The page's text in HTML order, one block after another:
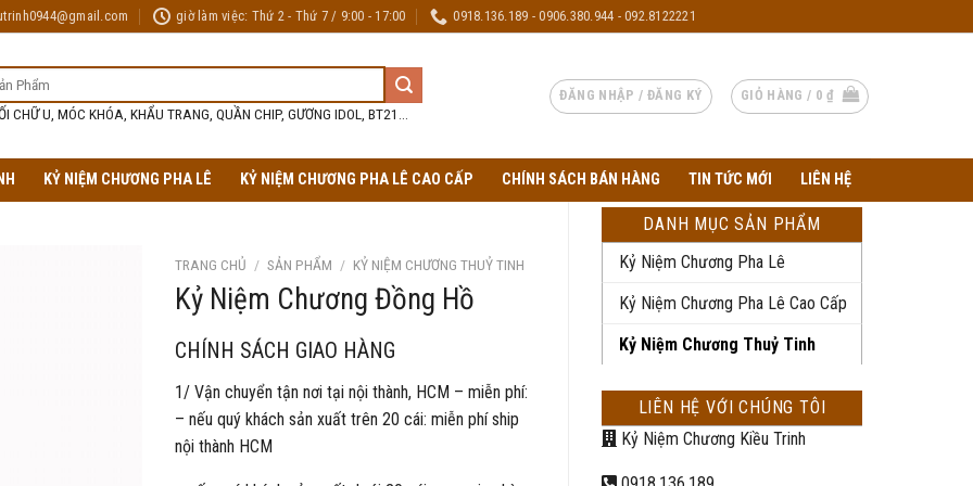
giờ làm việc: Thứ 2 - Thứ 7 / 9:00 - 17:00 0918.136.189 - 0906.380.944 - 092.8122221
CHỮ U, MÓC KHÓA, KHẨU TRANG, QUẦN CHIP, GƯƠNG IDOL, BT21...
ĐĂNG NHẬP / ĐĂNG KÝ GIỎ HÀNG / 0 ₫
KỶ NIỆM CHƯƠNG PHA LÊ KỶ NIỆM CHƯƠNG PHA LÊ CAO CẤP CHÍNH SÁCH BÁN HÀNG TIN TỨC MỚI LIÊN HỆ
DANH MỤC SẢN PHẨM
Kỷ Niệm Chương Pha Lê
Kỷ Niệm Chương Pha Lê Cao Cấp
Kỷ Niệm Chương Thuỷ Tinh
LIÊN HỆ VỚI CHÚNG TÔI
Kỷ Niệm Chương Kiều Trinh
TRANG CHỦ / SẢN PHẨM / KỶ NIỆM CHƯƠNG THUỶ TINH
Kỷ Niệm Chương Đồng Hồ
CHÍNH SÁCH GIAO HÀNG
1/ Vận chuyển tận nơi tại nội thành, HCM – miễn phí:
– nếu quý khách sản xuất trên 20 cái: miễn phí ship
nội thành HCM